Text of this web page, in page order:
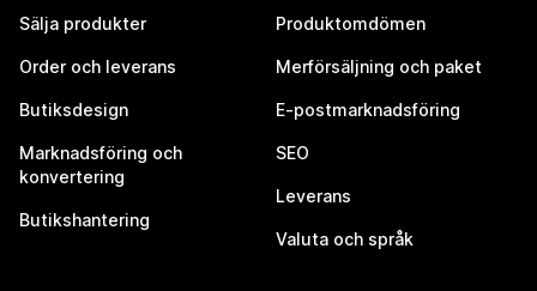
Sälja produkter
Order och leverans
Butiksdesign
Marknadsföring och
konvertering
Butikshantering
Produktomdömen
Merförsäljning och paket
E-postmarknadsföring
SEO
Leverans
Valuta och språk